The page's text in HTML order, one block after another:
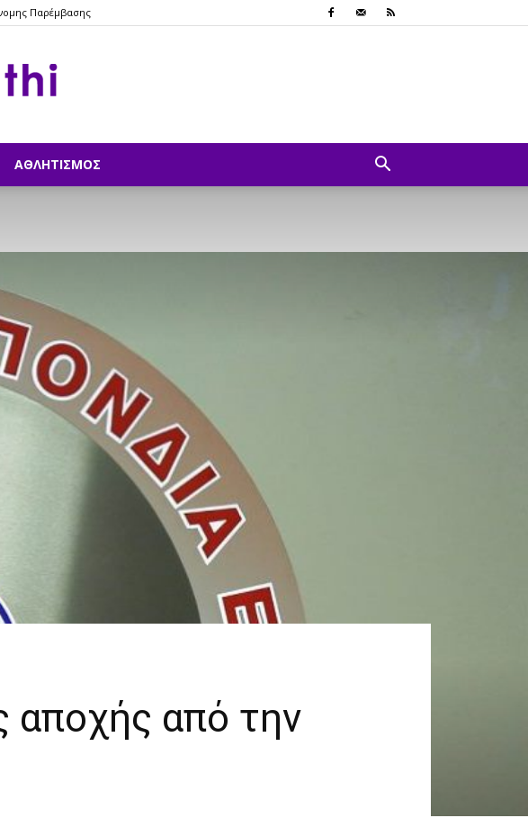
Παρέμβασης
ΑΘΛΗΤΙΣΜΌΣ
αποχής από την